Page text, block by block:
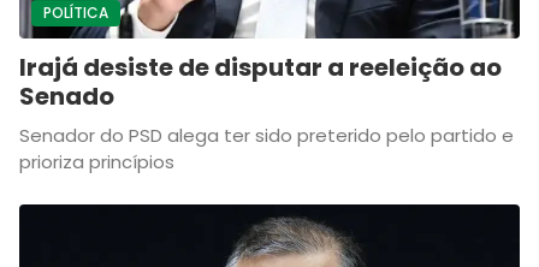
POLÍTICA
Irajá desiste de disputar a reeleição ao
Senado
Senador do PSD alega ter sido preterido pelo partido e
prioriza princípios